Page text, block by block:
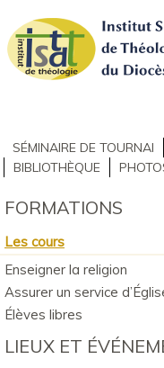
SÉMINAIRE DE TOURNAI
BIBLIOTHÈQUE
FORMATIONS
Les cours
Enseigner la religion
Assurer un service
Élèves libres
LIEUX ET